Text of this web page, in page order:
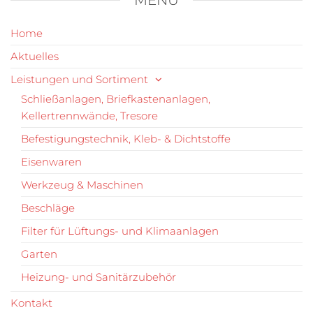
Home
Aktuelles
Leistungen und Sortiment
Schließanlagen, Briefkastenanlagen,
Kellertrennwände, Tresore
Befestigungstechnik, Kleb- & Dichtstoffe
Eisenwaren
Werkzeug & Maschinen
Beschläge
Filter für Lüftungs- und Klimaanlagen
Garten
Heizung- und Sanitärzubehör
Kontakt